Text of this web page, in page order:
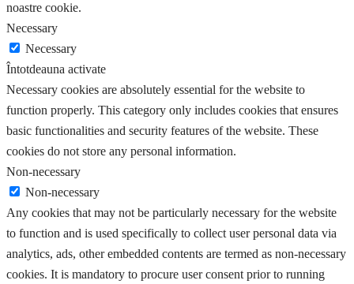
noastre cookie.
Necessary
Necessary
Întotdeauna activate
Necessary cookies are absolutely essential for the website to
function properly. This category only includes cookies that ensures
basic functionalities and security features of the website. These
cookies do not store any personal information.
Non-necessary
Non-necessary
Any cookies that may not be particularly necessary for the website
to function and is used specifically to collect user personal data via
analytics, ads, other embedded contents are termed as non-necessary
cookies. It is mandatory to procure user consent prior to running